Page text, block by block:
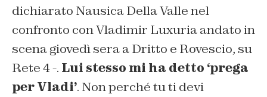
dichiarato Nausica Della Valle nel
confronto con Vladimir Luxuria andato in
scena giovedì sera a Dritto e Rovescio, su
Rete 4 -. Lui stesso mi ha detto ‘prega
per Vladi’. Non perché tu ti devi